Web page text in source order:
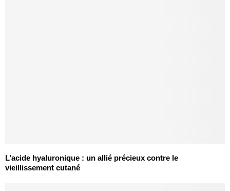
L’acide hyaluronique : un allié précieux contre le
vieillissement cutané